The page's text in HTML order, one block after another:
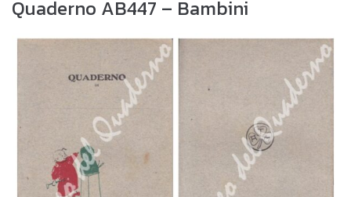
Quaderno AB447 – Bambini